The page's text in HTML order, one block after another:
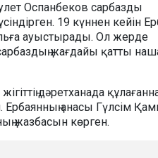
Оспанбеков сарбазды
19 күннен кейін
ауыстырады. Ол жерде
жағдайы қатты
дәретханада
Ербаянның анасы Гүлсім
жазбасын көрген.